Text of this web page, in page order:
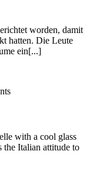
worden, damit
hatten. Die Leute
ein[...]
with a cool glass
the Italian attitude to